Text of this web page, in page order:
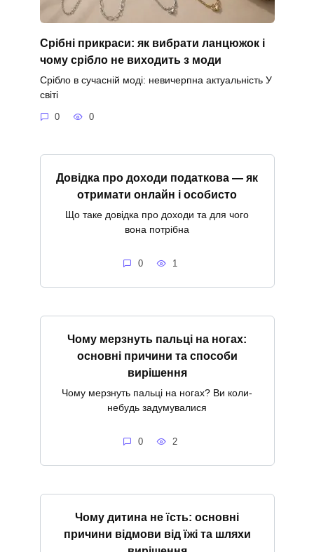
Срібні прикраси: як вибрати ланцюжок і
чому срібло не виходить з моди
Срібло в сучасній моді: невичерпна актуальність У
світі
0 0
Довідка про доходи податкова — як
отримати онлайн і особисто
Що таке довідка про доходи та для чого
вона потрібна
0 1
Чому мерзнуть пальці на ногах:
основні причини та способи
вирішення
Чому мерзнуть пальці на ногах? Ви коли-
небудь задумувалися
0 2
Чому дитина не їсть: основні
причини відмови від їжі та шляхи